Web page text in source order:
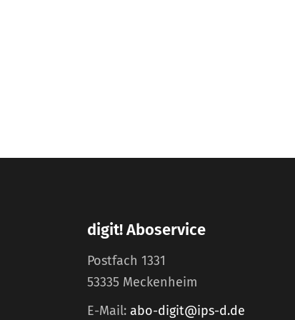
digit! Aboservice
Postfach 1331
53335 Meckenheim
E-Mail: abo-digit@ips-d.de